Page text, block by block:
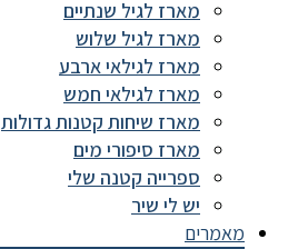
מארז לגיל שנתיים
מארז לגיל שלוש
מארז לגילאי ארבע
מארז לגילאי חמש
מארז שיחות קטנות גדולות
מארז סיפורי מים
ספרייה קטנה שלי
יש לי שיר
מאמרים